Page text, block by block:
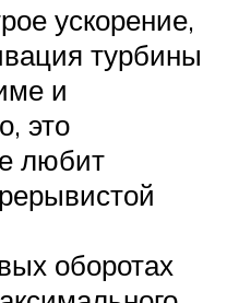
ускорение,
турбины
и
это
любит
оборотах